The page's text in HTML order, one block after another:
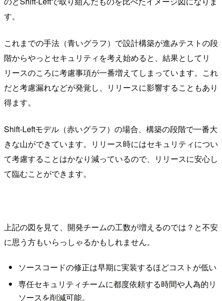
す。
これまでの手法（青いグラフ）で設計構築が進みテストの段
階からやっとセキュリティを考え始めると、結果としてリ
リースのころに考慮事項が一番増えてしまっています。これ
だと考慮漏れなどが発覚し、リリースに影響することもあり
得ます。
Shift-Leftモデル（赤いグラフ）の場合、構築の段階で一番大
きな山ができています。リリース時にはセキュリティについ
て考慮することはかなり減っているので、リリースに安心し
て臨むことができます。
上記の図を見て、開発チームの工数が増えるのでは？と不安
に思う方もいらっしゃるかもしれません。
ソースコードの修正は早期に実装するほどコストが低い
専任セキュリティチームに都度依頼する時間や人為的リ
ソースを削減可能。